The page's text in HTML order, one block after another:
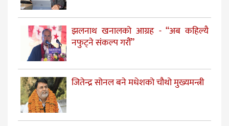
झलनाथ खनालको आग्रह - “अब कहिल्यै
नफुट्ने संकल्प गरौं”
जितेन्द्र सोनल बने मधेशको चौथो मुख्यमन्त्री